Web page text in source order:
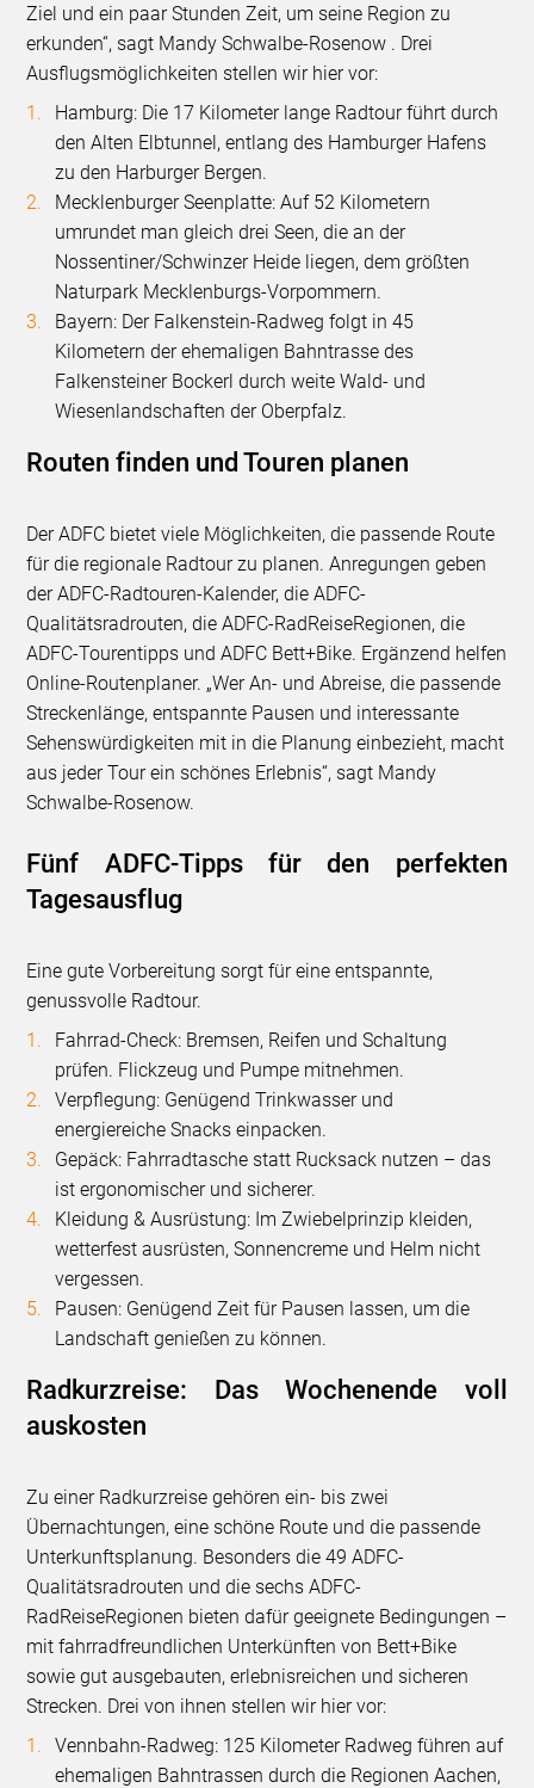
Ziel und ein paar Stunden Zeit, um seine Region zu
erkunden“, sagt Mandy Schwalbe-Rosenow . Drei
Ausflugsmöglichkeiten stellen wir hier vor:
Hamburg: Die 17 Kilometer lange Radtour führt durch
den Alten Elbtunnel, entlang des Hamburger Hafens
zu den Harburger Bergen.
Mecklenburger Seenplatte: Auf 52 Kilometern
umrundet man gleich drei Seen, die an der
Nossentiner/Schwinzer Heide liegen, dem größten
Naturpark Mecklenburgs-Vorpommern.
Bayern: Der Falkenstein-Radweg folgt in 45
Kilometern der ehemaligen Bahntrasse des
Falkensteiner Bockerl durch weite Wald- und
Wiesenlandschaften der Oberpfalz.
Routen finden und Touren planen
Der ADFC bietet viele Möglichkeiten, die passende Route
für die regionale Radtour zu planen. Anregungen geben
der ADFC-Radtouren-Kalender, die ADFC-
Qualitätsradrouten, die ADFC-RadReiseRegionen, die
ADFC-Tourentipps und ADFC Bett+Bike. Ergänzend helfen
Online-Routenplaner. „Wer An- und Abreise, die passende
Streckenlänge, entspannte Pausen und interessante
Sehenswürdigkeiten mit in die Planung einbezieht, macht
aus jeder Tour ein schönes Erlebnis“, sagt Mandy
Schwalbe-Rosenow.
Fünf ADFC-Tipps für den perfekten
Tagesausflug
Eine gute Vorbereitung sorgt für eine entspannte,
genussvolle Radtour.
Fahrrad-Check: Bremsen, Reifen und Schaltung
prüfen. Flickzeug und Pumpe mitnehmen.
Verpflegung: Genügend Trinkwasser und
energiereiche Snacks einpacken.
Gepäck: Fahrradtasche statt Rucksack nutzen – das
ist ergonomischer und sicherer.
Kleidung & Ausrüstung: Im Zwiebelprinzip kleiden,
wetterfest ausrüsten, Sonnencreme und Helm nicht
vergessen.
Pausen: Genügend Zeit für Pausen lassen, um die
Landschaft genießen zu können.
Radkurzreise: Das Wochenende voll
auskosten
Zu einer Radkurzreise gehören ein- bis zwei
Übernachtungen, eine schöne Route und die passende
Unterkunftsplanung. Besonders die 49 ADFC-
Qualitätsradrouten und die sechs ADFC-
RadReiseRegionen bieten dafür geeignete Bedingungen –
mit fahrradfreundlichen Unterkünften von Bett+Bike
sowie gut ausgebauten, erlebnisreichen und sicheren
Strecken. Drei von ihnen stellen wir hier vor:
Vennbahn-Radweg: 125 Kilometer Radweg führen auf
ehemaligen Bahntrassen durch die Regionen Aachen,